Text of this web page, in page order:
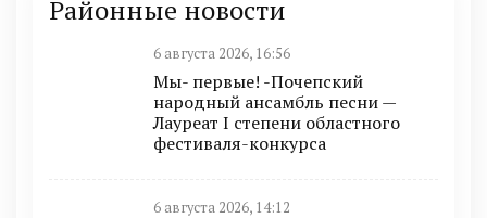
Районные новости
6 августа 2026, 16:56
Мы- первые! -Почепский
народный ансамбль песни —
Лауреат I степени областного
фестиваля-конкурса
6 августа 2026, 14:12